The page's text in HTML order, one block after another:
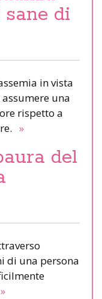
di
in vista
una
rispetto a
»
del
di una persona
»